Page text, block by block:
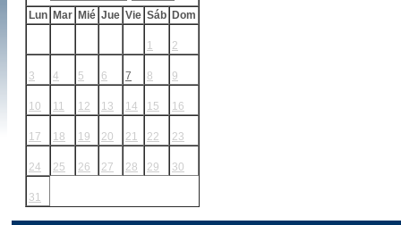
Lun Mar Mié Jue Vie Sáb Dom
1 2
3 4 5 6 7 8 9
10 11 12 13 14 15 16
17 18 19 20 21 22 23
24 25 26 27 28 29 30
31